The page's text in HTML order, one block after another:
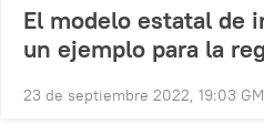
El modelo estatal de
un ejemplo para la
23 de septiembre 2022, 19:03